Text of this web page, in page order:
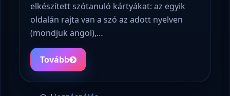
elkészített szótanuló kártyákat: az egyik
oldalán rajta van a szó az adott nyelven
(mondjuk angol),…
Tovább